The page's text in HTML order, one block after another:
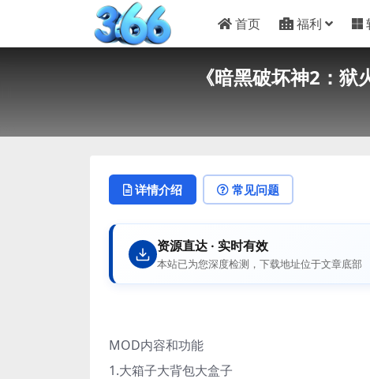
首页 福利
《暗黑破坏神2：
详情介绍 常见问题
资源直达 · 实时有效
本站已为您深度检测，下载地址位于文章底部
MOD内容和功能
1.大箱子大背包大盒子